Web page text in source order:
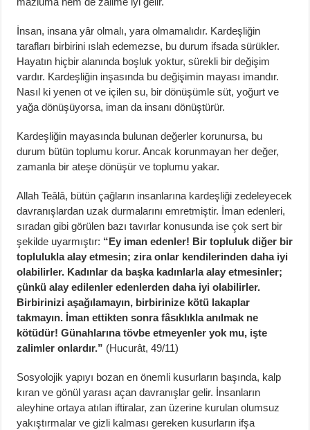
İnsan, insana yâr olmalı, yara olmamalıdır. Kardeşliğin
tarafları birbirini ıslah edemezse, bu durum ifsada sürükler.
Hayatın hiçbir alanında boşluk yoktur, sürekli bir değişim
vardır. Kardeşliğin inşasında bu değişimin mayası imandır.
Nasıl ki yenen ot ve içilen su, bir dönüşümle süt, yoğurt ve
yağa dönüşüyorsa, iman da insanı dönüştürür.
Kardeşliğin mayasında bulunan değerler korunursa, bu
durum bütün toplumu korur. Ancak korunmayan her değer,
zamanla bir ateşe dönüşür ve toplumu yakar.
Allah Teâlâ, bütün çağların insanlarına kardeşliği zedeleyecek
davranışlardan uzak durmalarını emretmiştir. İman edenleri,
sıradan gibi görülen bazı tavırlar konusunda ise çok sert bir
şekilde uyarmıştır: “Ey iman edenler! Bir topluluk diğer bir
toplulukla alay etmesin; zira onlar kendilerinden daha iyi
olabilirler. Kadınlar da başka kadınlarla alay etmesinler;
çünkü alay edilenler edenlerden daha iyi olabilirler.
Birbirinizi aşağılamayın, birbirinize kötü lakaplar
takmayın. İman ettikten sonra fâsıklıkla anılmak ne
kötüdür! Günahlarına tövbe etmeyenler yok mu, işte
zalimler onlardır.” (Hucurât, 49/11)
Sosyolojik yapıyı bozan en önemli kusurların başında, kalp
kıran ve gönül yarası açan davranışlar gelir. İnsanların
aleyhine ortaya atılan iftiralar, zan üzerine kurulan olumsuz
yakıştırmalar ve gizli kalması gereken kusurların ifşa